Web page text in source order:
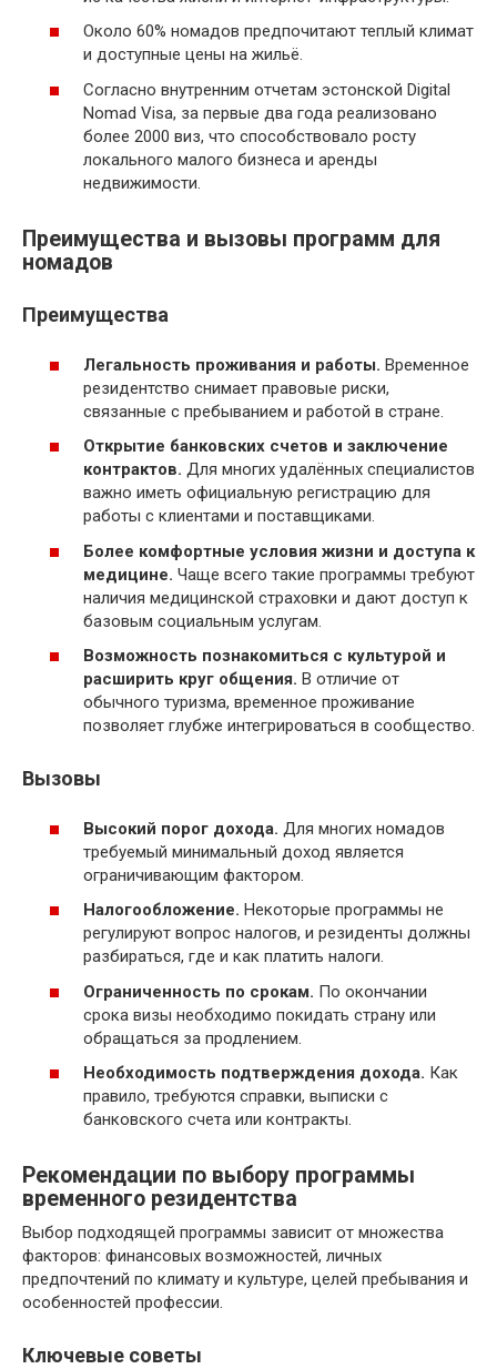
Около 60% номадов предпочитают теплый климат
и доступные цены на жильё.
Согласно внутренним отчетам эстонской Digital
Nomad Visa, за первые два года реализовано
более 2000 виз, что способствовало росту
локального малого бизнеса и аренды
недвижимости.
Преимущества и вызовы программ для
номадов
Преимущества
Легальность проживания и работы. Временное
резидентство снимает правовые риски,
связанные с пребыванием и работой в стране.
Открытие банковских счетов и заключение
контрактов. Для многих удалённых специалистов
важно иметь официальную регистрацию для
работы с клиентами и поставщиками.
Более комфортные условия жизни и доступа к
медицине. Чаще всего такие программы требуют
наличия медицинской страховки и дают доступ к
базовым социальным услугам.
Возможность познакомиться с культурой и
расширить круг общения. В отличие от
обычного туризма, временное проживание
позволяет глубже интегрироваться в сообщество.
Вызовы
Высокий порог дохода. Для многих номадов
требуемый минимальный доход является
ограничивающим фактором.
Налогообложение. Некоторые программы не
регулируют вопрос налогов, и резиденты должны
разбираться, где и как платить налоги.
Ограниченность по срокам. По окончании
срока визы необходимо покидать страну или
обращаться за продлением.
Необходимость подтверждения дохода. Как
правило, требуются справки, выписки с
банковского счета или контракты.
Рекомендации по выбору программы
временного резидентства
Выбор подходящей программы зависит от множества
факторов: финансовых возможностей, личных
предпочтений по климату и культуре, целей пребывания и
особенностей профессии.
Ключевые советы